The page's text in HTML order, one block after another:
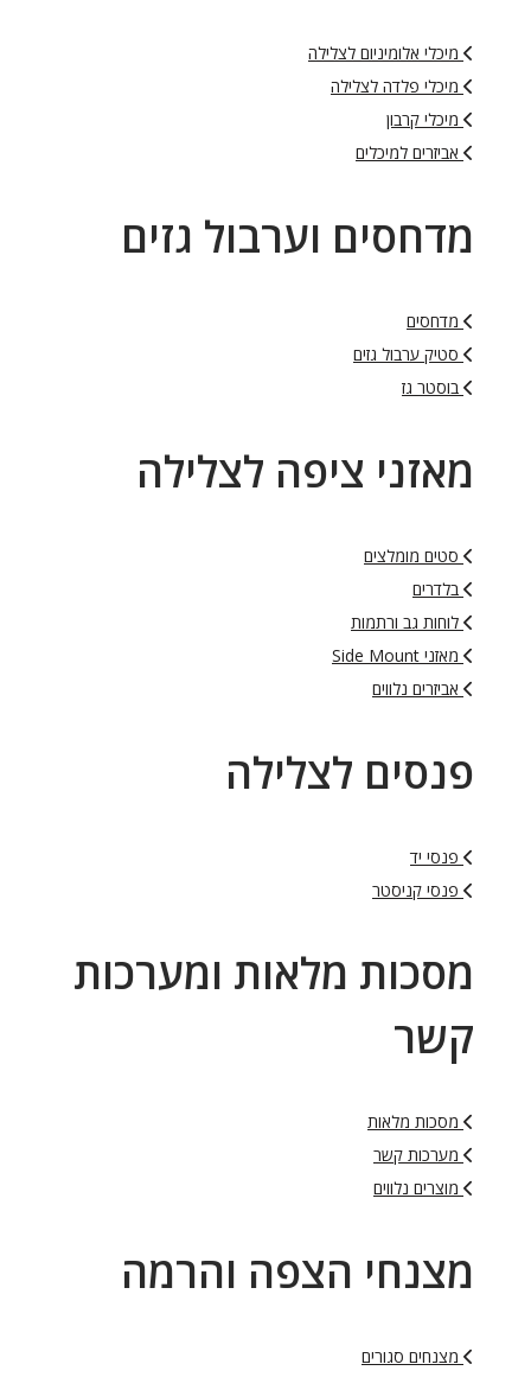
מיכלי אלומיניום לצלילה
מיכלי פלדה לצלילה
מיכלי קרבון
אביזרים למיכלים
מדחסים וערבול גזים
מדחסים
סטיק ערבול גזים
בוסטר גז
מאזני ציפה לצלילה
סטים מומלצים
בלדרים
לוחות גב ורתמות
מאזני Side Mount
אביזרים נלווים
פנסים לצלילה
פנסי יד
פנסי קניסטר
מסכות מלאות ומערכות
קשר
מסכות מלאות
מערכות קשר
מוצרים נלווים
מצנחי הצפה והרמה
מצנחים סגורים